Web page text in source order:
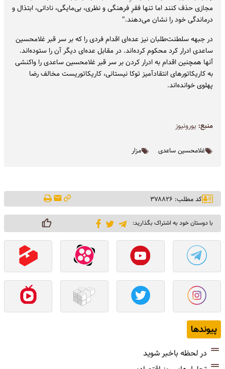
مجازی حذف کنند اما تنها فقرِ فرهنگی و نظری، بی‌مایگی، نادانی، ابتذال و
درماندگی خود را نشان می‌دهند."
در جبهه سلطنت‌طلبان نیز عده‌ای اقدام فردی را که بر سر قبر غلامحسین
ساعدی ادرار کرد محکوم کرده‌اند. در مقابل عده‌ای دیگر آن را ستوده‌اند.
آنها همچنین اقدام به ادرار کردن بر سر قبر غلامحسین ساعدی را واکنشی
به کاریکاتورهای انتقادآمیز توکا نیستانی، کاریکاتوریست مخالف رضا
پهلوی خوانده‌اند.
منبع: یورونیوز
غلامحسین ساعدی مزار
کد مطلب: ۳۷۸۸۲۶
با دوستان خود به اشتراک بگذارید:
پیوندها
در لحظه باخبر شوید